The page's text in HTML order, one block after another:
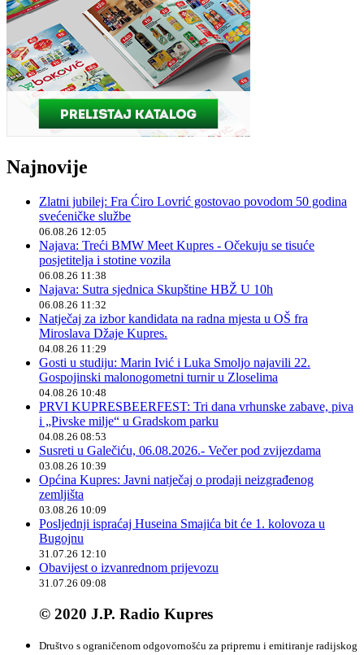
Najnovije
Zlatni jubilej: Fra Ćiro Lovrić gostovao povodom 50 godina
svećeničke službe
06.08.26 12:05
Najava: Treći BMW Meet Kupres - Očekuju se tisuće
posjetitelja i stotine vozila
06.08.26 11:38
Najava: Sutra sjednica Skupštine HBŽ U 10h
06.08.26 11:32
Natječaj za izbor kandidata na radna mjesta u OŠ fra
Miroslava Džaje Kupres.
04.08.26 11:29
Gosti u studiju: Marin Ivić i Luka Smoljo najavili 22.
Gospojinski malonogometni turnir u Zloselima
04.08.26 10:48
PRVI KUPRESBEERFEST: Tri dana vrhunske zabave, piva
i „Pivske milje“ u Gradskom parku
04.08.26 08:53
Susreti u Galečiću, 06.08.2026.- Večer pod zvijezdama
03.08.26 10:39
Općina Kupres: Javni natječaj o prodaji neizgrađenog
zemljišta
03.08.26 10:09
Posljednji ispraćaj Huseina Smajića bit će 1. kolovoza u
Bugojnu
31.07.26 12:10
Obavijest o izvanrednom prijevozu
31.07.26 09:08
© 2020 J.P. Radio Kupres
Društvo s ograničenom odgovornošću za pripremu i emitiranje radijskog